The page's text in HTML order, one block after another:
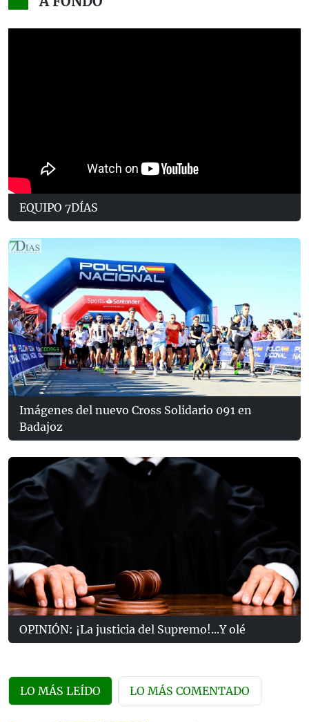
EQUIPO 7DÍAS
Imágenes del nuevo Cross Solidario 091 en
Badajoz
OPINIÓN: ¡La justicia del Supremo!...Y olé
LO MÁS LEÍDO LO MÁS COMENTADO